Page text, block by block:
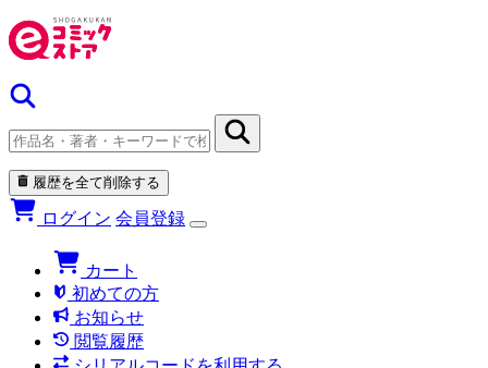
履歴を全て削除する
ログイン 会員登録
カート
初めての方
お知らせ
閲覧履歴